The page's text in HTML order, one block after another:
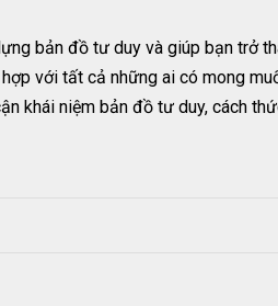
bản đồ tư duy và giúp bạn trở
với tất cả những ai có mong
khái niệm bản đồ tư duy, cách